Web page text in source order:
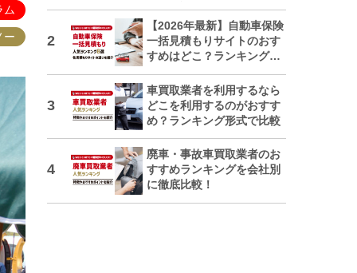
ム
ー
トも解説
【2026年最新】自動車保険
一括見積もりサイトのおす
すめはどこ？ランキングで
車買取業者を利用するなら
どこを利用するのがおすす
め？ランキング形式で比較
廃車・事故車買取業者のお
すすめランキングを会社別
に徹底比較！